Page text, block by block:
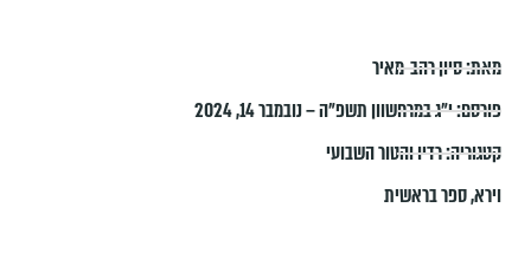
מאת:סיון רהב-מאיר
פורסם:י״ג במרחשוון תשפ״ה – נובמבר 14, 2024
קטגוריה:רדיו והטור השבועי
וירא,ספר בראשית